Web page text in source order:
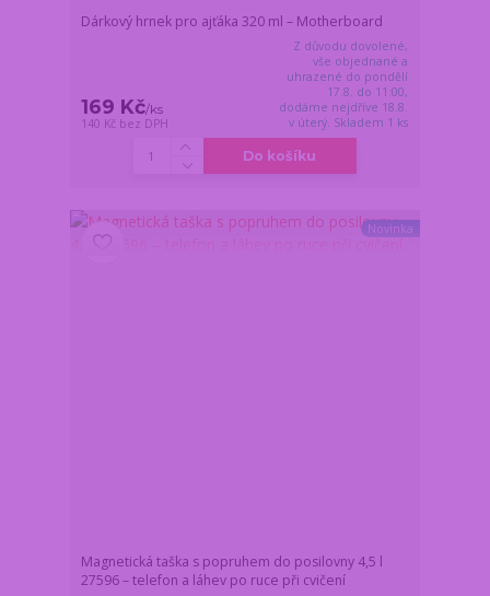
Dárkový hrnek pro ajťáka 320 ml – Motherboard
169 Kč/ks
140 Kč bez DPH
Z důvodu dovolené,
vše objednané a
uhrazené do pondělí
17.8. do 11:00,
dodáme nejdříve 18.8.
v úterý. Skladem 1 ks
Do košíku
Novinka
Magnetická taška s popruhem do posilovny 4,5 l
27596 – telefon a láhev po ruce při cvičení